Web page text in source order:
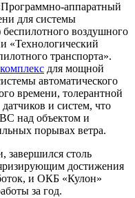
аппаратный
для системы
воздушного
«Технологический
транспорта».
для мощной
автоматического
времени, толерантной
и систем, что
над объектом и
порывах ветра.
завершился столь
достижения
и ОКБ «Кулон»
за год.